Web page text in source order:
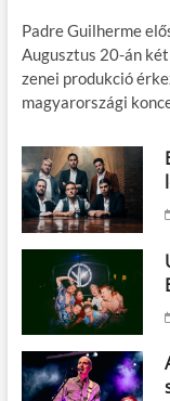
Padre Guilherme
Augusztus 20-án
zenei produkció
magyarországi